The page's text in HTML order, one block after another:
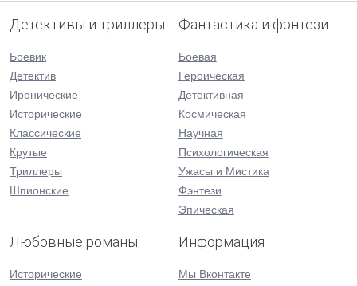
Детективы и триллеры
Боевик
Детектив
Иронические
Исторические
Классические
Крутые
Триллеры
Шпионские
Фантастика и фэнтези
Боевая
Героическая
Детективная
Космическая
Научная
Психологическая
Ужасы и Мистика
Фэнтези
Эпическая
Любовные романы
Исторические
Информация
Мы Вконтакте